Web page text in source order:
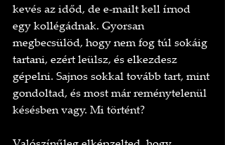
kevés az időd, de e-mailt kell írnod
egy kollégádnak. Gyorsan
megbecsülöd, hogy nem fog túl sokáig
tartani, ezért leülsz, és elkezdesz
gépelni. Sajnos sokkal tovább tart, mint
gondoltad, és most már reménytelenül
késésben vagy. Mi történt?